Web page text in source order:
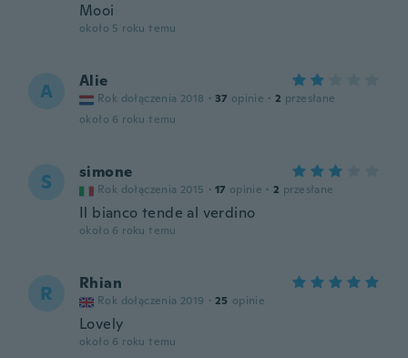
Mooi
około 5 roku temu
A Alie
Rok dołączenia 2018 · 37 opinie · 2 przesłane
około 6 roku temu
S simone
Rok dołączenia 2015 · 17 opinie · 2 przesłane
Il bianco tende al verdino
około 6 roku temu
R Rhian
Rok dołączenia 2019 · 25 opinie
Lovely
około 6 roku temu